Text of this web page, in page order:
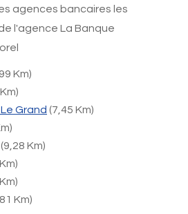
agences bancaires les
l'agence La Banque
Km)
Grand (7,45 Km)
(9,28 Km)
Km)